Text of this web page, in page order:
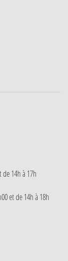
14h à 17h
et de 14h à 18h